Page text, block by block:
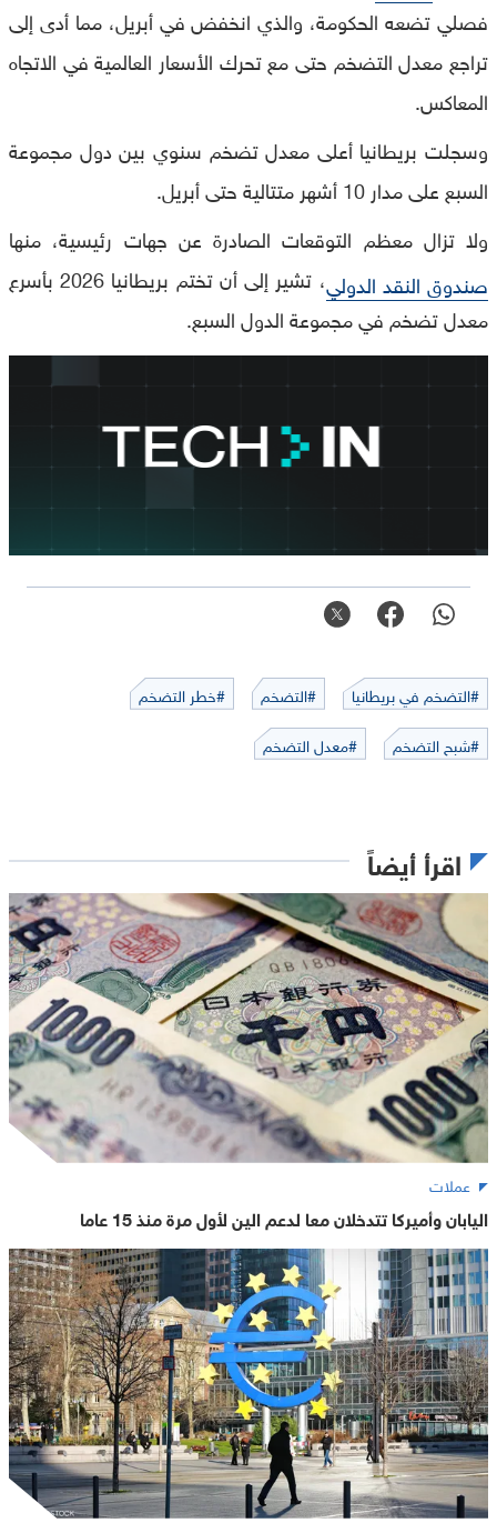
فصلي تضعه الحكومة، والذي انخفض في أبريل، مما أدى إلى
تراجع معدل التضخم حتى مع تحرك الأسعار العالمية في الاتجاه
المعاكس.
وسجلت بريطانيا أعلى معدل تضخم سنوي بين دول مجموعة
السبع على مدار 10 أشهر متتالية حتى أبريل.
ولا تزال معظم التوقعات الصادرة عن جهات رئيسية، منها
صندوق النقد الدولي
، تشير إلى أن تختم بريطانيا 2026 بأسرع
معدل تضخم في مجموعة الدول السبع.
#التضخم في بريطانيا #التضخم
#خطر التضخم
#شبح التضخم
#معدل التضخم
اقرأ أيضاً
عملات
اليابان وأميركا تتدخلان معا لدعم الين لأول مرة منذ 15 عاما